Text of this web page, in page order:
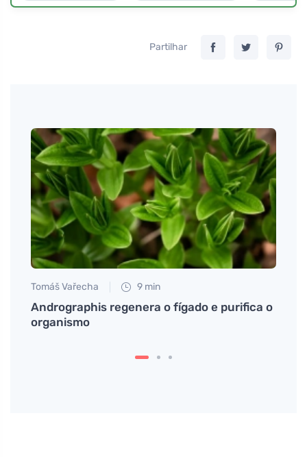
Partilhar
Tomáš Vařecha 9 min
Andrographis regenera o fígado e purifica o
organismo